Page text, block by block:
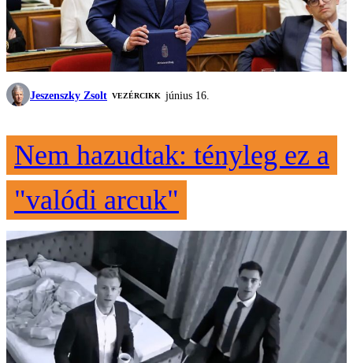
Jeszenszky Zsolt VEZÉRCIKK június 16.
Nem hazudtak: tényleg ez a
"valódi arcuk"